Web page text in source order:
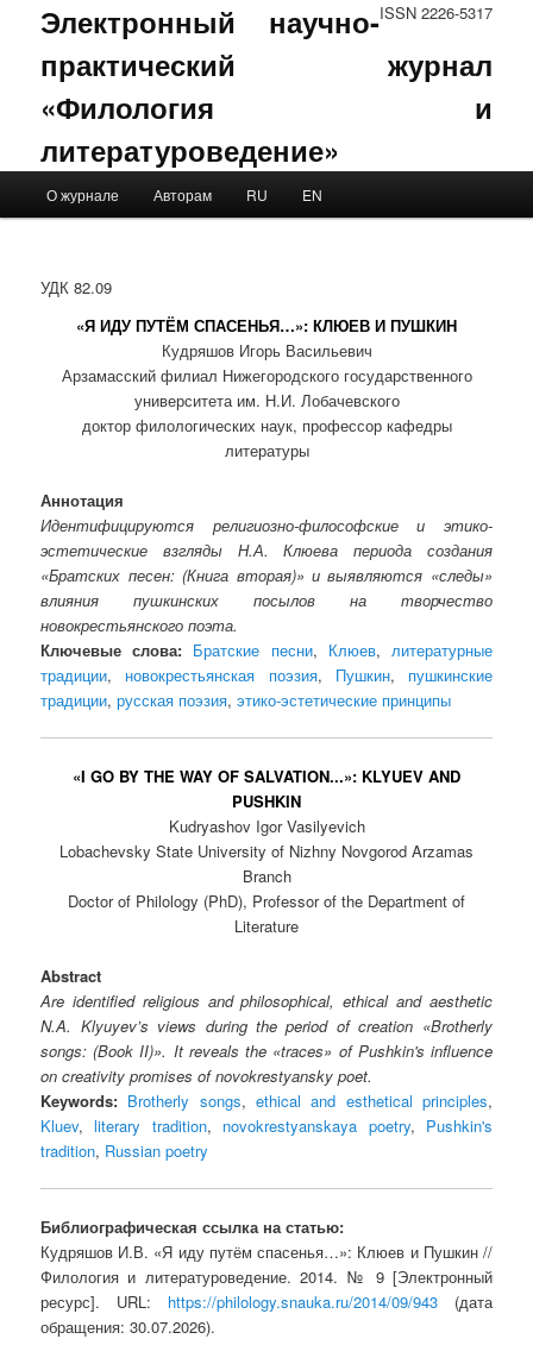
ISSN 2226-5317
Электронный научно-
практический журнал
«Филология и
литературоведение»
Skip to primary content
Skip to secondary content
О журнале Авторам RU EN
УДК 82.09
«Я ИДУ ПУТЁМ СПАСЕНЬЯ…»: КЛЮЕВ И ПУШКИН
Кудряшов Игорь Васильевич
Арзамасский филиал Нижегородского государственного
университета им. Н.И. Лобачевского
доктор филологических наук, профессор кафедры
литературы
Аннотация
Идентифицируются религиозно-философские и этико-
эстетические взгляды Н.А. Клюева периода создания
«Братских песен: (Книга вторая)» и выявляются «следы»
влияния пушкинских посылов на творчество
новокрестьянского поэта.
Ключевые слова: Братские песни, Клюев, литературные
традиции, новокрестьянская поэзия, Пушкин, пушкинские
традиции,русская поэзия,этико-эстетические принципы
«I GO BY THE WAY OF SALVATION...»: KLYUEV AND
PUSHKIN
Kudryashov Igor Vasilyevich
Lobachevsky State University of Nizhny Novgorod Arzamas
Branch
Doctor of Philology (PhD), Professor of the Department of
Literature
Abstract
Are identified religious and philosophical, ethical and aesthetic
N.A. Klyuyev’s views during the period of creation «Brotherly
songs: (Book II)». It reveals the «traces» of Pushkin's influence
on creativity promises of novokrestyansky poet.
Keywords: Brotherly songs,ethical and esthetical principles,
Kluev,literary tradition, novokrestyanskaya poetry, Pushkin's
tradition, Russian poetry
Библиографическая ссылка на статью:
Кудряшов И.В. «Я иду путём спасенья…»: Клюев и Пушкин //
Филология и литературоведение. 2014. № 9 [Электронный
ресурс]. URL: https://philology.snauka.ru/2014/09/943(дата
обращения: 30.07.2026).